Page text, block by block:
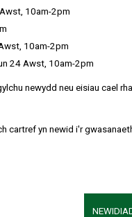
10am-2pm
10am-2pm
24 Awst, 10am-2pm
newydd neu eisiau cael
cartref yn newid i'r